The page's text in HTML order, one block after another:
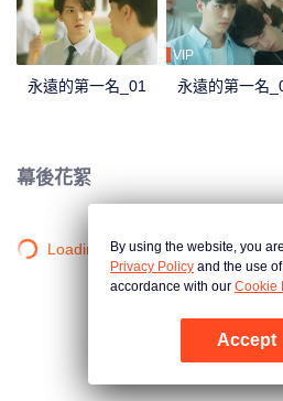
暗戀的學姐面前帥氣奪冠，還掉進水裡抽筋
想-死! 之後發現學姐和自己最好的朋友交往
仕德就是沒好事！ 他不知道天地那麼大，為何到哪高仕德總跟著他。那個人
說...「我一直看著你」，是要看到什麼時候
永遠的第一名_01
VIP
永遠的第一名
幕後花絮
Loading…By using the website, you
Privacy Policy and the use
accordance with our Cookie
Accept